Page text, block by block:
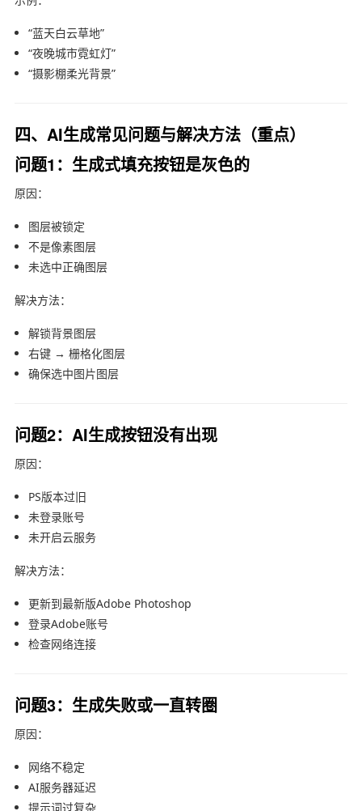
“蓝天白云草地”
“夜晚城市霓虹灯”
“摄影棚柔光背景”
四、AI生成常见问题与解决方法（重点）
问题1：生成式填充按钮是灰色的
原因：
图层被锁定
不是像素图层
未选中正确图层
解决方法：
解锁背景图层
右键 → 栅格化图层
确保选中图片图层
问题2：AI生成按钮没有出现
原因：
PS版本过旧
未登录账号
未开启云服务
解决方法：
更新到最新版Adobe Photoshop
登录Adobe账号
检查网络连接
问题3：生成失败或一直转圈
原因：
网络不稳定
AI服务器延迟
提示词过复杂